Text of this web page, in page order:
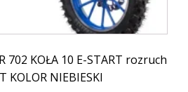
702 KOŁA 10 E-START rozruch
NIEBIESKI